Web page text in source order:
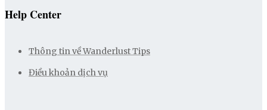
Help Center
Thông tin về Wanderlust Tips
Điều khoản dịch vụ